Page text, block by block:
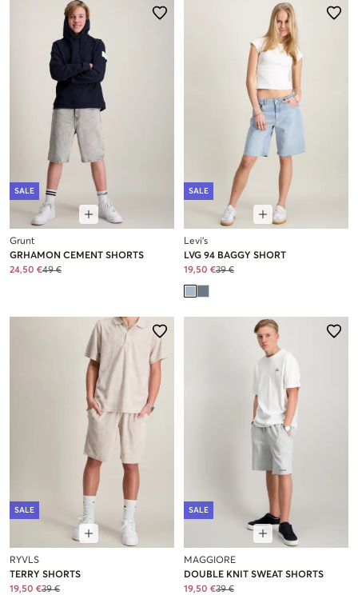
SALE
Grunt
GRHAMON CEMENT SHORTS
24,50 €49 €
SALE
Levi's
LVG 94 BAGGY SHORT
19,50 €39 €
SALE
RYVLS
TERRY SHORTS
19,50 €39 €
SALE
MAGGIORE
DOUBLE KNIT SWEAT SHORTS
19,50 €39 €